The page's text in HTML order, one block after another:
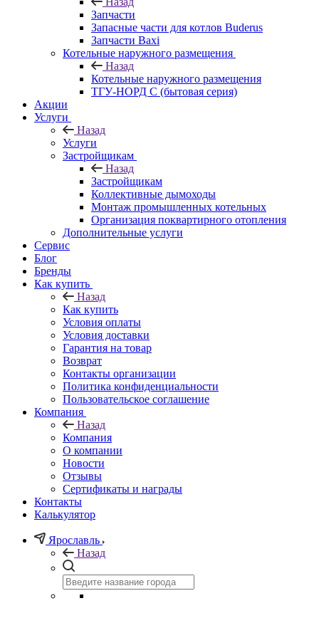
Запчасти
Запасные части для котлов Buderus
Запчасти Baxi
Котельные наружного размещения
Назад
Котельные наружного размещения
ТГУ-НОРД С (бытовая серия)
Акции
Услуги
Назад
Услуги
Застройщикам
Назад
Застройщикам
Коллективные дымоходы
Монтаж промышленных котельных
Организация поквартирного отопления
Дополнительные услуги
Сервис
Блог
Бренды
Как купить
Назад
Как купить
Условия оплаты
Условия доставки
Гарантия на товар
Возврат
Контакты организации
Политика конфиденциальности
Пользовательское соглашение
Компания
Назад
Компания
О компании
Новости
Отзывы
Сертификаты и награды
Контакты
Калькулятор
Ярославль
Назад